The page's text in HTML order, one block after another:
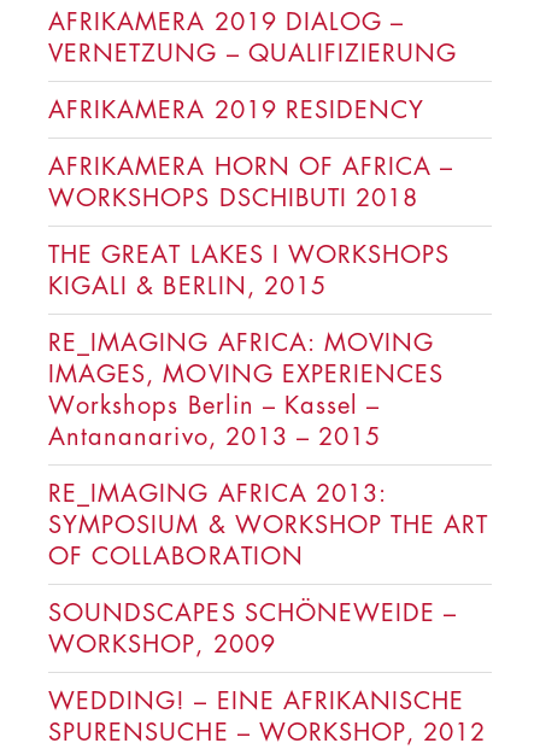
AFRIKAMERA 2019 DIALOG –
VERNETZUNG – QUALIFIZIERUNG
AFRIKAMERA 2019 RESIDENCY
AFRIKAMERA HORN OF AFRICA –
WORKSHOPS DSCHIBUTI 2018
THE GREAT LAKES I WORKSHOPS
KIGALI & BERLIN, 2015
RE_IMAGING AFRICA: MOVING
IMAGES, MOVING EXPERIENCES
Workshops Berlin – Kassel –
Antananarivo, 2013 – 2015
RE_IMAGING AFRICA 2013:
SYMPOSIUM & WORKSHOP THE ART
OF COLLABORATION
SOUNDSCAPES SCHÖNEWEIDE –
WORKSHOP, 2009
WEDDING! – EINE AFRIKANISCHE
SPURENSUCHE – WORKSHOP, 2012